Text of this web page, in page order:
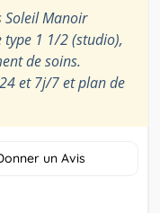
Soleil Manoir
type 1 1/2 (studio),
de soins.
et 7j/7 et plan de
un Avis